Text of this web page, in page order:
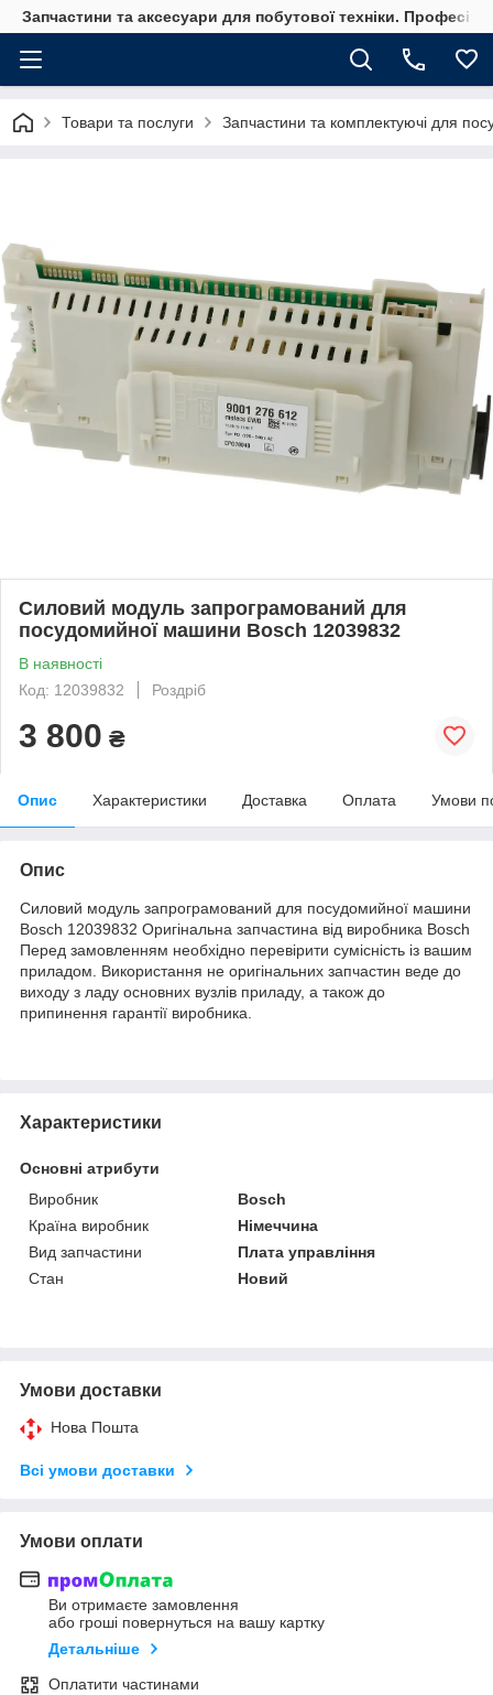
Запчастини та аксесуари для побутової техніки.
Товари та послуги Запчастини та комплектуючі для
Силовий модуль запрограмований для
посудомийної машини Bosch 12039832
В наявності
Код: 12039832
Роздріб
3 800 ₴
Опис Характеристики Доставка Оплата Умови
Опис
Силовий модуль запрограмований для посудомийної машини
Bosch 12039832 Оригінальна запчастина від виробника Bosch
Перед замовленням необхідно перевірити сумісність із вашим
приладом. Використання не оригінальних запчастин веде до
виходу з ладу основних вузлів приладу, а також до
припинення гарантії виробника.
Характеристики
Основні атрибути
Виробник
Bosch
Країна виробник
Німеччина
Вид запчастини
Плата управління
Стан
Новий
Умови доставки
Нова Пошта
Всі умови доставки
Умови оплати
Ви отримаєте замовлення
або гроші повернуться на вашу картку
Детальніше
Оплатити частинами